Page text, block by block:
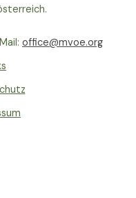
office@mvoe.org